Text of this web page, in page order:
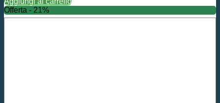
Offerta - 21%